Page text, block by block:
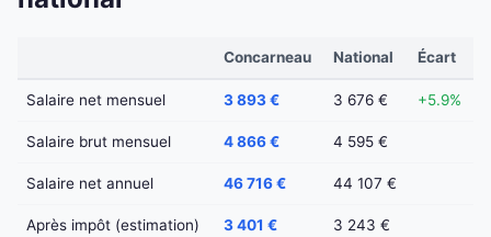
Concarneau National Écart
Salaire net mensuel 3 893 € 3 676 € +5.9%
Salaire brut mensuel 4 866 € 4 595 €
Salaire net annuel 46 716 € 44 107 €
Après impôt (estimation) 3 401 € 3 243 €